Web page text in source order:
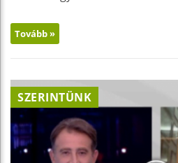
Tovább »
SZERINTÜNK